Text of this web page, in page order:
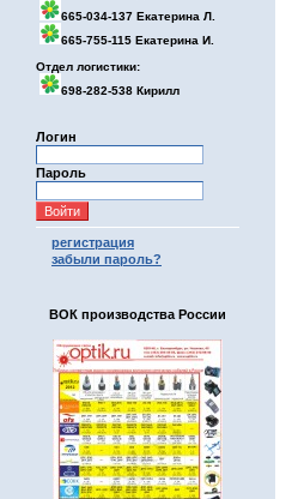
665-034-137 Екатерина Л.
665-755-115 Екатерина И.
Отдел логистики:
698-282-538 Кирилл
Логин
Пароль
регистрация
забыли пароль?
ВОК производства России